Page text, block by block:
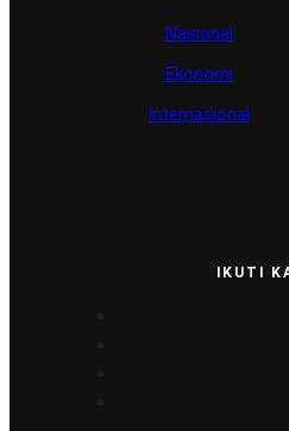
Nasional
Ekonomi
Internasional
IKUTI